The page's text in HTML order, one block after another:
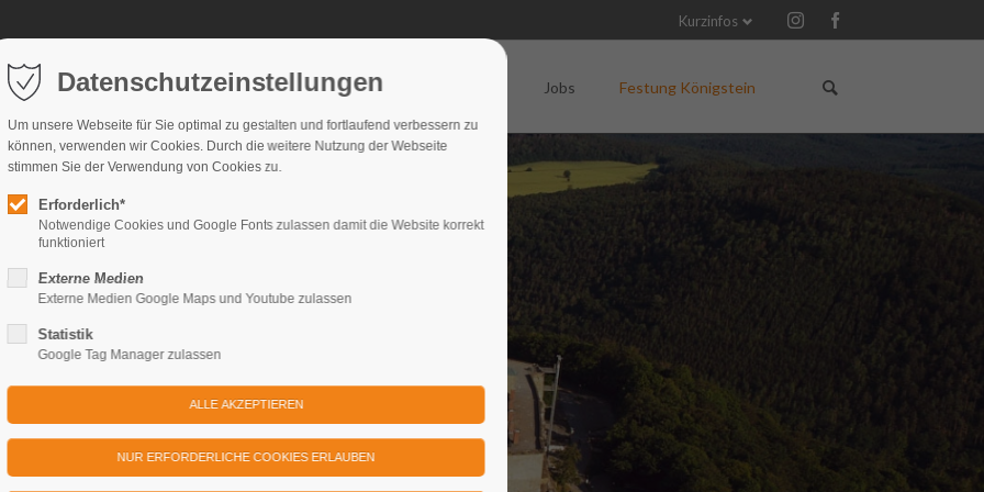
Datenschutzeinstellungen
Um unsere Webseite für Sie optimal zu gestalten und fortlaufend verbessern zu
können, verwenden wir Cookies. Durch die weitere Nutzung der Webseite
stimmen Sie der Verwendung von Cookies zu.
Erforderlich*
Notwendige Cookies und Google Fonts zulassen damit die Website korrekt
funktioniert
Externe Medien
Externe Medien Google Maps und Youtube zulassen
Statistik
Google Tag Manager zulassen
Kurzinfos
überspringen
Küche
Ausflüge & Feste feiern
Weihnachtsangebote Veranstaltungen Kontakt Jobs Festung Königstein